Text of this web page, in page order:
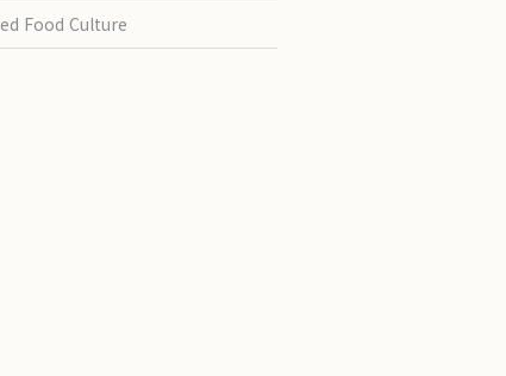
Food Culture